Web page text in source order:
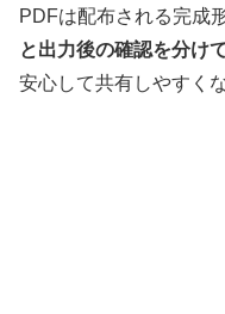
PDFは配布される完成
と出力後の確認を分け
安心して共有しやすく